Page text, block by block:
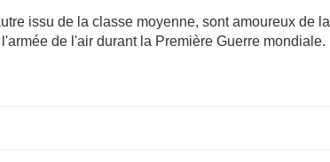
issu de la classe moyenne, sont amoureux de la
de l'air durant la Première Guerre mondiale.